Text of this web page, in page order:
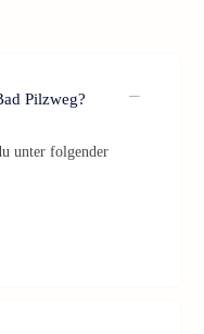
Pilzweg?
unter folgender